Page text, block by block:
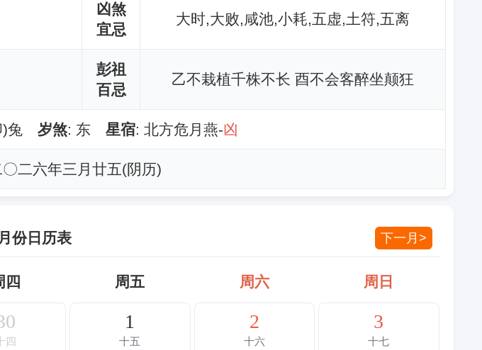
凶煞
宜忌
大时,大败,咸池,小耗,五虚,土符,五离
彭祖
百忌
乙不栽植千株不长 酉不会客醉坐颠狂
)兔岁煞: 东星宿: 北方危月燕-凶
二六年三月廿五(阴历)
份日历表 下一月>
四 周五 周六 周日
四
1
十五
2
十六
3
十七